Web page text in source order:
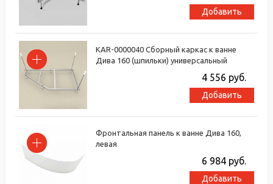
Добавить
KAR-0000040 Сборный каркас к ванне
Дива 160 (шпильки) универсальный
4 556 руб.
Добавить
Фронтальная панель к ванне Дива 160,
левая
6 984руб.
Добавить